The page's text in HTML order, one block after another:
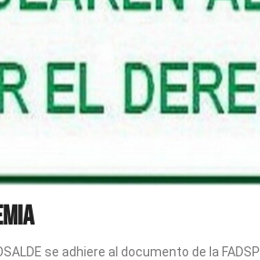
se adhiere al documento de la FADSP